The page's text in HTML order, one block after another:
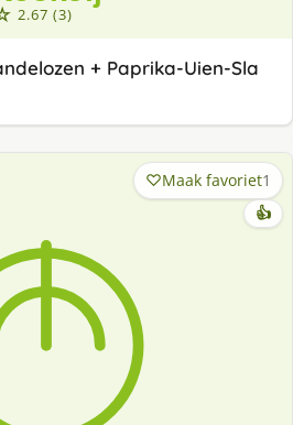
2.67 (3)
+ Paprika-Uien-Sla
Maak favoriet1
👍